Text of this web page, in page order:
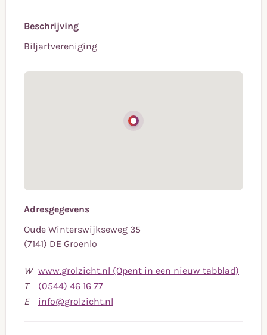
Beschrijving
Biljartvereniging
Adresgegevens
Oude Winterswijkseweg 35
(7141) DE Groenlo
W www.grolzicht.nl (Opent in een nieuw tabblad)
T
(0544) 46 16 77Bel
naar
E info@grolzicht.nl